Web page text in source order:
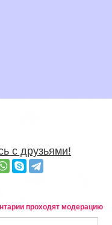
с друзьями!
проходят модерацию